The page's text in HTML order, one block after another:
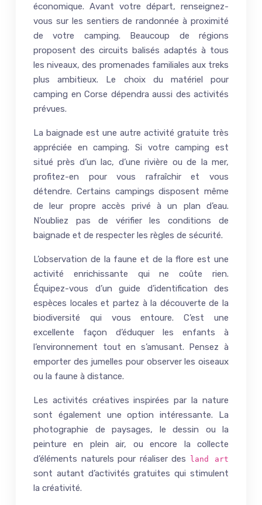
économique. Avant votre départ, renseignez-
vous sur les sentiers de randonnée à proximité
de votre camping. Beaucoup de régions
proposent des circuits balisés adaptés à tous
les niveaux, des promenades familiales aux treks
plus ambitieux. Le choix du matériel pour
camping en Corse dépendra aussi des activités
prévues.
La baignade est une autre activité gratuite très
appréciée en camping. Si votre camping est
situé près d’un lac, d’une rivière ou de la mer,
profitez-en pour vous rafraîchir et vous
détendre. Certains campings disposent même
de leur propre accès privé à un plan d’eau.
N’oubliez pas de vérifier les conditions de
baignade et de respecter les règles de sécurité.
L’observation de la faune et de la flore est une
activité enrichissante qui ne coûte rien.
Équipez-vous d’un guide d’identification des
espèces locales et partez à la découverte de la
biodiversité qui vous entoure. C’est une
excellente façon d’éduquer les enfants à
l’environnement tout en s’amusant. Pensez à
emporter des jumelles pour observer les oiseaux
ou la faune à distance.
Les activités créatives inspirées par la nature
sont également une option intéressante. La
photographie de paysages, le dessin ou la
peinture en plein air, ou encore la collecte
d’éléments naturels pour réaliser des
land art
sont autant d’activités gratuites qui stimulent
la créativité.